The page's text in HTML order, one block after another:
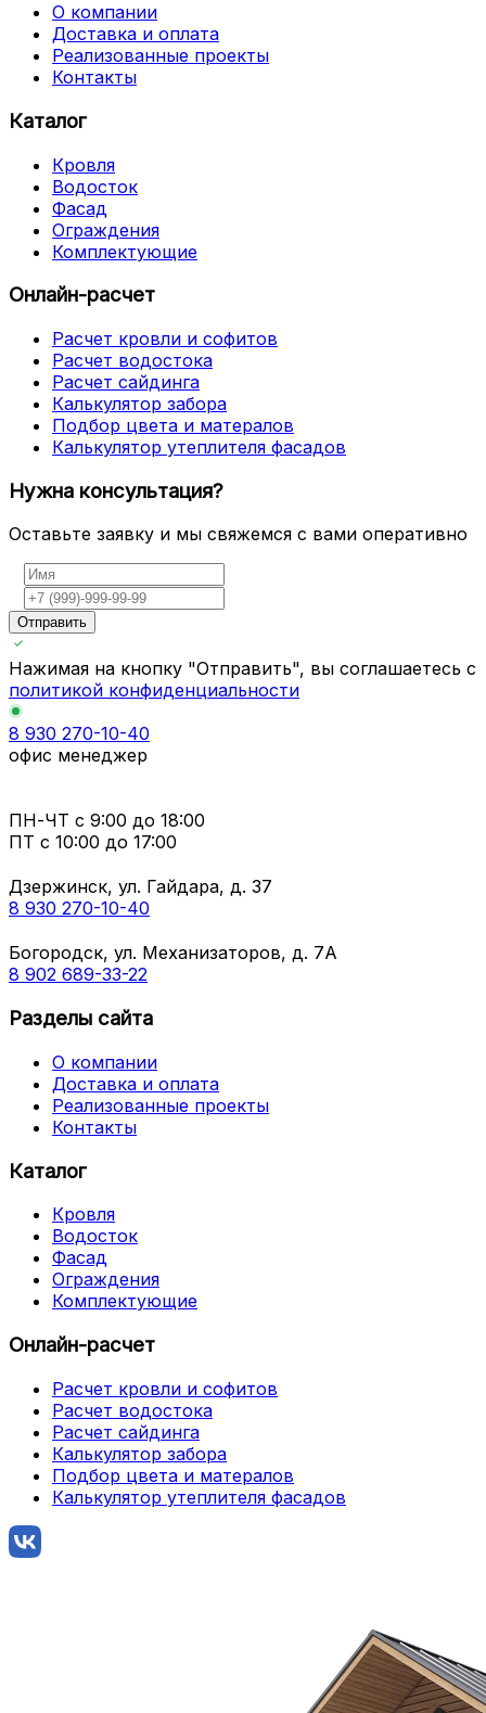
О компании
Доставка и оплата
Реализованные проекты
Контакты
Каталог
Кровля
Водосток
Фасад
Ограждения
Комплектующие
Онлайн-расчет
Расчет кровли и софитов
Расчет водостока
Расчет сайдинга
Калькулятор забора
Подбор цвета и матералов
Калькулятор утеплителя фасадов
Нужна консультация?
Оставьте заявку и мы свяжемся с вами оперативно
Отправить
Нажимая на кнопку "Отправить", вы соглашаетесь с
политикой конфиденциальности
8 930 270-10-40
офис менеджер
ПН-ЧТ с 9:00 до 18:00
ПТ с 10:00 до 17:00
Дзержинск, ул. Гайдара, д. 37
8 930 270-10-40
Богородск, ул. Механизаторов, д. 7А
8 902 689-33-22
Разделы сайта
О компании
Доставка и оплата
Реализованные проекты
Контакты
Каталог
Кровля
Водосток
Фасад
Ограждения
Комплектующие
Онлайн-расчет
Расчет кровли и софитов
Расчет водостока
Расчет сайдинга
Калькулятор забора
Подбор цвета и матералов
Калькулятор утеплителя фасадов